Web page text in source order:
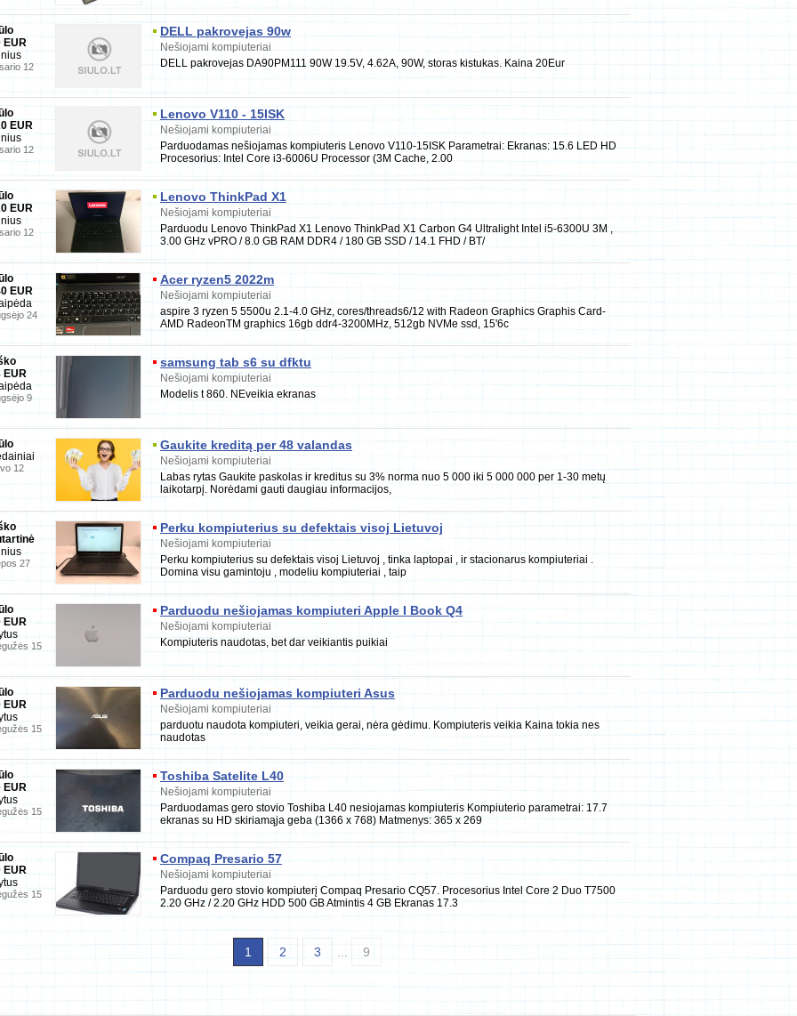
EUR
12
DELL pakrovejas 90w
Nešiojami kompiuteriai
DELL pakrovejas DA90PM111 90W 19.5V, 4.62A, 90W, storas kistukas. Kaina 20Eur
EUR
12
Lenovo V110 - 15ISK
Nešiojami kompiuteriai
Parduodamas nešiojamas kompiuteris Lenovo V110-15ISK Parametrai: Ekranas: 15.6 LED HD
Procesorius: Intel Core i3-6006U Processor (3M Cache, 2.00
EUR
12
Lenovo ThinkPad X1
Nešiojami kompiuteriai
Parduodu Lenovo ThinkPad X1 Lenovo ThinkPad X1 Carbon G4 Ultralight Intel i5-6300U 3M ,
3.00 GHz vPRO / 8.0 GB RAM DDR4 / 180 GB SSD / 14.1 FHD / BT/
EUR
24
Acer ryzen5 2022m
Nešiojami kompiuteriai
aspire 3 ryzen 5 5500u 2.1-4.0 GHz, cores/threads6/12 with Radeon Graphics Graphis Card-
AMD RadeonTM graphics 16gb ddr4-3200MHz, 512gb NVMe ssd, 15'6c
EUR
9
samsung tab s6 su dfktu
Nešiojami kompiuteriai
Modelis t 860. NEveikia ekranas
12
Gaukite kreditą per 48 valandas
Nešiojami kompiuteriai
Labas rytas Gaukite paskolas ir kreditus su 3% norma nuo 5 000 iki 5 000 000 per 1-30 metų
laikotarpį. Norėdami gauti daugiau informacijos,
27
Perku kompiuterius su defektais visoj Lietuvoj
Nešiojami kompiuteriai
Perku kompiuterius su defektais visoj Lietuvoj , tinka laptopai , ir stacionarus kompiuteriai .
Domina visu gamintoju , modeliu kompiuteriai , taip
EUR
15
Parduodu nešiojamas kompiuteri Apple I Book Q4
Nešiojami kompiuteriai
Kompiuteris naudotas, bet dar veikiantis puikiai
EUR
15
Parduodu nešiojamas kompiuteri Asus
Nešiojami kompiuteriai
parduotu naudota kompiuteri, veikia gerai, nėra gėdimu. Kompiuteris veikia Kaina tokia nes
naudotas
EUR
15
Toshiba Satelite L40
Nešiojami kompiuteriai
Parduodamas gero stovio Toshiba L40 nesiojamas kompiuteris Kompiuterio parametrai: 17.7
ekranas su HD skiriamąja geba (1366 x 768) Matmenys: 365 x 269
EUR
15
Compaq Presario 57
Nešiojami kompiuteriai
Parduodu gero stovio kompiuterį Compaq Presario CQ57. Procesorius Intel Core 2 Duo T7500
2.20 GHz / 2.20 GHz HDD 500 GB Atmintis 4 GB Ekranas 17.3
1 2 3 9